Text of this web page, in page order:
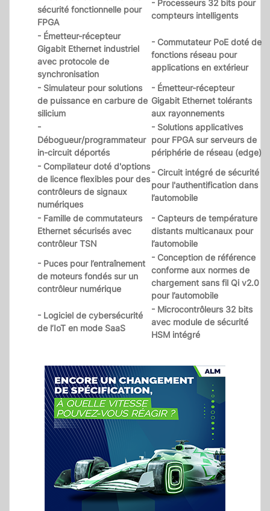
sécurité fonctionnelle pour
FPGA
- Processeurs 32 bits pour
compteurs intelligents
- Émetteur-récepteur
Gigabit Ethernet industriel
avec protocole de
synchronisation
- Commutateur PoE doté de
fonctions réseau pour
applications en extérieur
- Simulateur pour solutions
de puissance en carbure de
silicium
- Émetteur-récepteur
Gigabit Ethernet tolérants
aux rayonnements
-
Débogueur/programmateur
in-circuit déportés
- Solutions applicatives
pour FPGA sur serveurs de
périphérie de réseau (edge)
- Compilateur doté d'options
de licence flexibles pour des
contrôleurs de signaux
numériques
- Circuit intégré de sécurité
pour l'authentification dans
l’automobile
- Famille de commutateurs
Ethernet sécurisés avec
contrôleur TSN
- Capteurs de température
distants multicanaux pour
l’automobile
- Puces pour l’entraînement
de moteurs fondés sur un
contrôleur numérique
- Conception de référence
conforme aux normes de
chargement sans fil Qi v2.0
pour l’automobile
- Logiciel de cybersécurité
de l’IoT en mode SaaS
- Microcontrôleurs 32 bits
avec module de sécurité
HSM intégré